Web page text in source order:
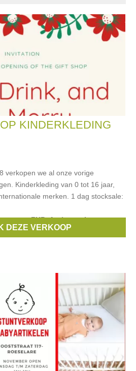
KINDERKLEDING
verkopen we al onze vorige
Kinderkleding van 0 tot 16 jaar,
merken. 1 dag stocksale:
aymara,FUB,Arsène et les
DEZE VERKOOP